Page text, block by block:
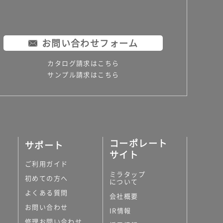
お問い合わせフォーム
カタログ請求はこちら
サンプル請求はこちら
サポート
ご利用ガイド
初めての方へ
よくある質問
お問い合わせ
コーポレート
サイト
ミラタップ
について
会社概要
IR情報